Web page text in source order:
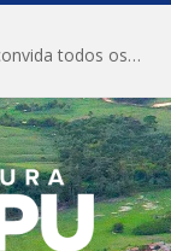
CONVITE A Prefeitura Municipal de Anapu convida todos os servidores públicos municipais para participarem da Audiência Pública de discussão da Lei de Diretrizes Orçamentárias (LDO), importante instrumento de planejamento das ações e investimentos da Administração Pública para o próximo exercício financeiro.